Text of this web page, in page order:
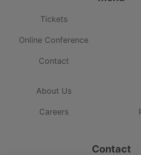
Tickets
Online Conference
Contact
About Us
Careers
Contact